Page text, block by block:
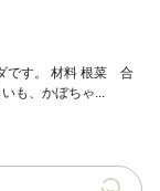
根菜 合
も、かぼちゃ...